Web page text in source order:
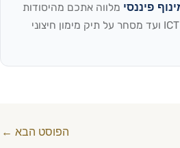
פיננסי מלווה אתכם מהיסודות
ובשיטת ICT / Smart Money ועד מסחר על תיק מימון חיצוני
הפוסט הבא ←